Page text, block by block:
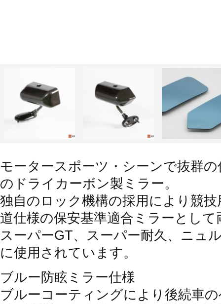
モータースポーツ・シーンで抜群
のドライカーボン製ミラー。
独自のロック機構の採用により競
道仕様の保安基準適合ミラーとして
スーパーGT、スーパー耐久、ニュ
に使用されています。
ブルー防眩ミラー仕様
ブルーコーティングにより後続車